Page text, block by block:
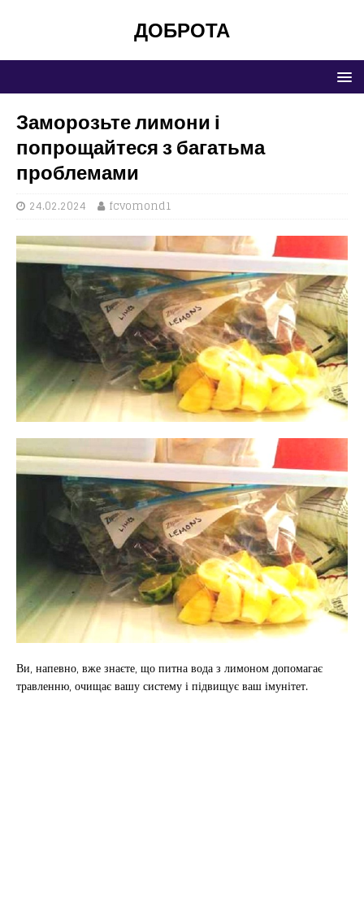
ДОБРОТА
Заморозьте лимони і
попрощайтеся з багатьма
проблемами
24.02.2024 fcvomond1
Ви, напевно, вже знаєте, що питна вода з лимоном допомагає
травленню, очищає вашу систему і підвищує ваш імунітет.